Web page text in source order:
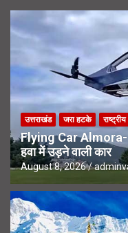
उत्तराखंड जरा हटके राष्ट्रीय
Flying Car Almora-
हवा में उड़ने वाली कार
August 8, 2026